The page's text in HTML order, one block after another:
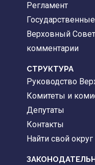
Регламент
Верховный
комментарии
CТРУКТУРА
Руководство
Комитеты и
Депутаты
Контакты
Найти свой округ